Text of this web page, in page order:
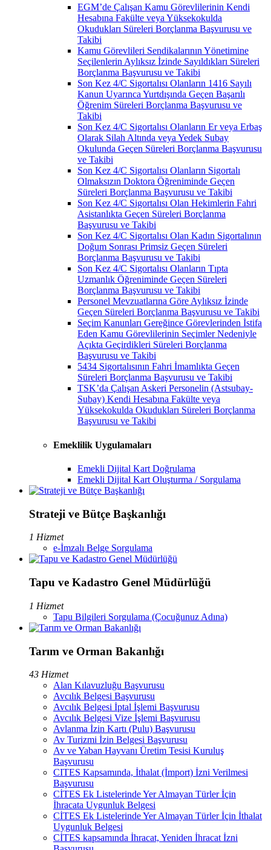
EGM’de Çalışan Kamu Görevlilerinin Kendi
Hesabına Fakülte veya Yüksekokulda
Okudukları Süreleri Borçlanma Başvurusu ve
Takibi
Kamu Görevlileri Sendikalarının Yönetimine
Seçilenlerin Aylıksız İzinde Sayıldıkları Süreleri
Borçlanma Başvurusu ve Takibi
Son Kez 4/C Sigortalısı Olanların 1416 Sayılı
Kanun Uyarınca Yurtdışında Geçen Başarılı
Öğrenim Süreleri Borçlanma Başvurusu ve
Takibi
Son Kez 4/C Sigortalısı Olanların Er veya Erbaş
Olarak Silah Altında veya Yedek Subay
Okulunda Geçen Süreleri Borçlanma Başvurusu
ve Takibi
Son Kez 4/C Sigortalısı Olanların Sigortalı
Olmaksızın Doktora Öğreniminde Geçen
Süreleri Borçlanma Başvurusu ve Takibi
Son Kez 4/C Sigortalısı Olan Hekimlerin Fahri
Asistanlıkta Geçen Süreleri Borçlanma
Başvurusu ve Takibi
Son Kez 4/C Sigortalısı Olan Kadın Sigortalının
Doğum Sonrası Primsiz Geçen Süreleri
Borçlanma Başvurusu ve Takibi
Son Kez 4/C Sigortalısı Olanların Tıpta
Uzmanlık Öğreniminde Geçen Süreleri
Borçlanma Başvurusu ve Takibi
Personel Mevzuatlarına Göre Aylıksız İzinde
Geçen Süreleri Borçlanma Başvurusu ve Takibi
Seçim Kanunları Gereğince Görevlerinden İstifa
Eden Kamu Görevlilerinin Seçimler Nedeniyle
Açıkta Geçirdikleri Süreleri Borçlanma
Başvurusu ve Takibi
5434 Sigortalısının Fahri İmamlıkta Geçen
Süreleri Borçlanma Başvurusu ve Takibi
TSK’da Çalışan Askeri Personelin (Astsubay-
Subay) Kendi Hesabına Fakülte veya
Yüksekokulda Okudukları Süreleri Borçlanma
Başvurusu ve Takibi
Emeklilik Uygulamaları
Emekli Dijital Kart Doğrulama
Emekli Dijital Kart Oluşturma / Sorgulama
Strateji ve Bütçe Başkanlığı
1 Hizmet
e-İmzalı Belge Sorgulama
Tapu ve Kadastro Genel Müdürlüğü
1 Hizmet
Tapu Bilgileri Sorgulama (Çocuğunuz Adına)
Tarım ve Orman Bakanlığı
43 Hizmet
Alan Kılavuzluğu Başvurusu
Avcılık Belgesi Başvurusu
Avcılık Belgesi İptal İşlemi Başvurusu
Avcılık Belgesi Vize İşlemi Başvurusu
Avlanma İzin Kartı (Pulu) Başvurusu
Av Turizmi İzin Belgesi Başvurusu
Av ve Yaban Hayvanı Üretim Tesisi Kuruluş
Başvurusu
CITES Kapsamında, İthalat (İmport) İzni Verilmesi
Başvurusu
CİTES Ek Listelerinde Yer Almayan Türler İçin
İhracata Uygunluk Belgesi
CİTES Ek Listelerinde Yer Almayan Türler İçin İthalat
Uygunluk Belgesi
CİTES kapsamında İhracat, Yeniden İhracat İzni